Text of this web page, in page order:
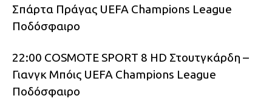
Σπάρτα Πράγας UEFA Champions League
Ποδόσφαιρο
22:00 COSMOTE SPORT 8 HD Στουτγκάρδη –
Γιανγκ Μπόις UEFA Champions League
Ποδόσφαιρο